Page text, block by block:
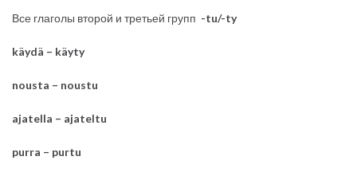
Все глаголы второй и третьей групп -tu/-ty
käydä – käyty
nousta – noustu
ajatella – ajateltu
purra – purtu